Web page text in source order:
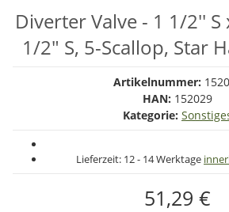
Diverter Valve - 1 1/2'' S
1/2" S, 5-Scallop, Star
Artikelnummer:
HAN: 152029
Kategorie:
Lieferzeit: 12 - 14 Werktage
51,29 €